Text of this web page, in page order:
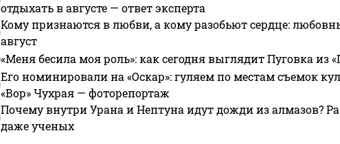
отдыхать в августе — ответ эксперта
Кому признаются в любви, а кому разобьют сердце:
август
«Меня бесила моя роль»: как сегодня выглядит Пуговка из
Его номинировали на «Оскар»: гуляем по местам съемок
«Вор» Чухрая — фоторепортаж
Почему внутри Урана и Нептуна идут дожди из алмазов?
даже ученых